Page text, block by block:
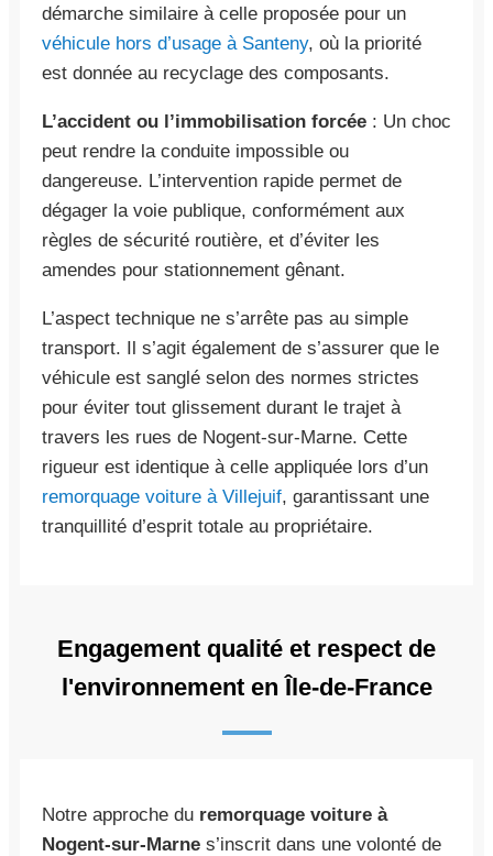
démarche similaire à celle proposée pour un
véhicule hors d’usage à Santeny, où la priorité
est donnée au recyclage des composants.
L’accident ou l’immobilisation forcée : Un choc
peut rendre la conduite impossible ou
dangereuse. L’intervention rapide permet de
dégager la voie publique, conformément aux
règles de sécurité routière, et d’éviter les
amendes pour stationnement gênant.
L’aspect technique ne s’arrête pas au simple
transport. Il s’agit également de s’assurer que le
véhicule est sanglé selon des normes strictes
pour éviter tout glissement durant le trajet à
travers les rues de Nogent-sur-Marne. Cette
rigueur est identique à celle appliquée lors d’un
remorquage voiture à Villejuif, garantissant une
tranquillité d’esprit totale au propriétaire.
Engagement qualité et respect de
l'environnement en Île-de-France
Notre approche du remorquage voiture à
Nogent-sur-Marne s’inscrit dans une volonté de